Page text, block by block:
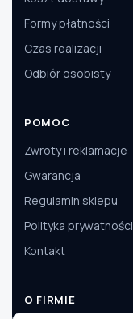
Formy płatności
Czas realizacji
Odbiór osobisty
POMOC
Zwroty i reklamacje
Gwarancja
Regulamin sklepu
Polityka prywatności
Kontakt
O FIRMIE